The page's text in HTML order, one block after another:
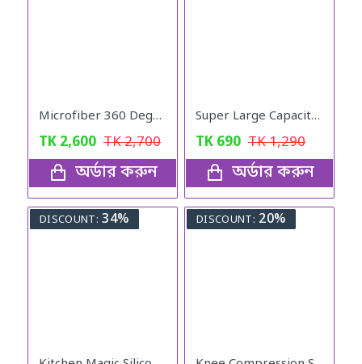
Microfiber 360 Degree Regular Rotary/Spin Mop Floor Cleaning Mop
TK 2,600 TK2,700
অর্ডার করুন
Super Large Capacity Folding Travel Bag (Blue Color)
TK 690 TK1,290
অর্ডার করুন
DISCOUNT: 34% DISCOUNT: 20%